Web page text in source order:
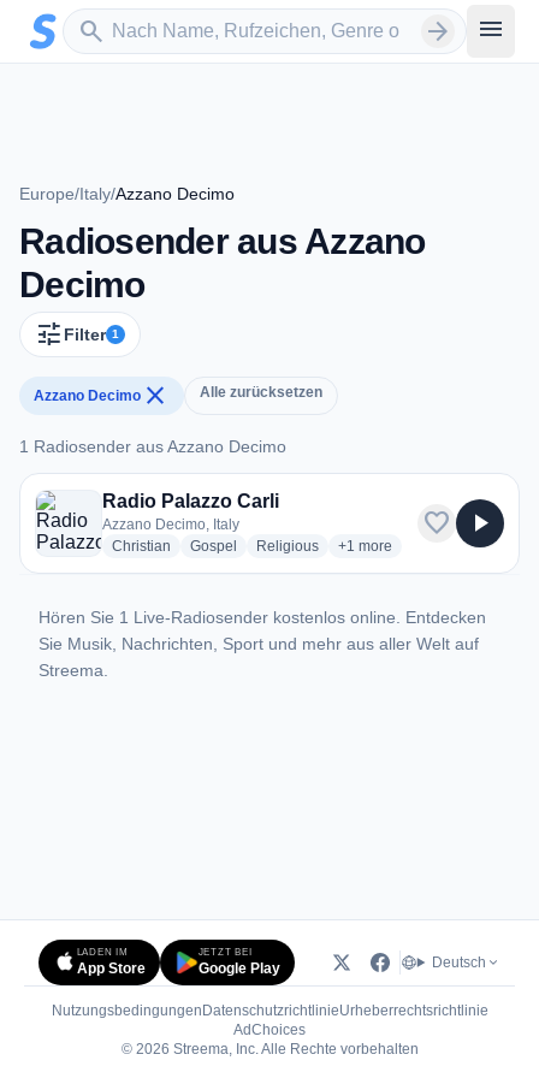
Zum Hauptinhalt springen
search
Sender suchen arrow_forward menu
Europe/Italy/Azzano Decimo
Radiosender aus Azzano
Decimo
tune Filter 1
Azzano Decimo close Alle zurücksetzen
1 Radiosender aus Azzano Decimo
1 Radiosender aus Azzano Decimo
Radio Palazzo Carli
Azzano Decimo, Italy
Christian radio stations
Gospel radio stations
Religiousradio stations
+1 more genres for Radio
more
favorite play_arrow
Hören Sie 1 Live-Radiosender kostenlos online. Entdecken
Sie Musik, Nachrichten, Sport und mehr aus aller Welt auf
Streema.
LADEN IM
App Store
JETZT BEI
Google Play Deutsch
Nutzungsbedingungen DatenschutzrichtlinieUrheberrechtsrichtlinie
AdChoices(öffnet in neuem Tab)
© 2026 Streema, Inc. Alle Rechte vorbehalten